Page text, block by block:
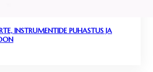
INSTRUMENTIDE PUHASTUS JA